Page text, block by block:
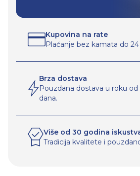
Kupovina na rate
Plaćanje bez kamata do 24
Brza dostava
Pouzdana dostava u roku od
dana.
Više od 30 godina
Tradicija kvalitete i